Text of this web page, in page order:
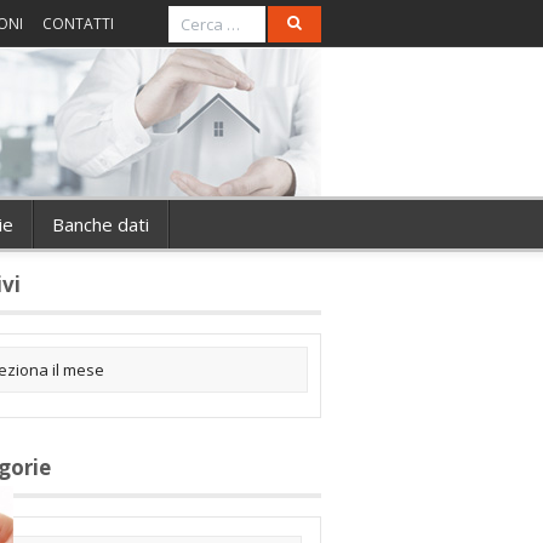
CONTATTI
Banche dati